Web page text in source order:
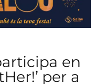
en
per a